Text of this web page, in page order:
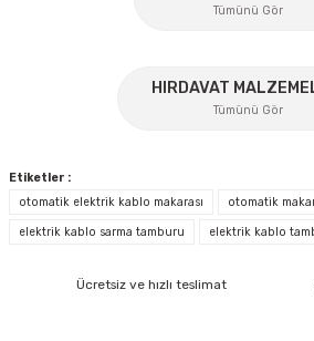
Bu ürüne benzer farklı alternatifler olmalı.
İzeltaş
Tümünü Gör
HIRDAVAT
Tümünü Gör
Etiketler :
otomatik elektrik kablo makarası
otomatik
elektrik kablo sarma tamburu elektrik kablo
Ücretsiz ve hızlı teslimat